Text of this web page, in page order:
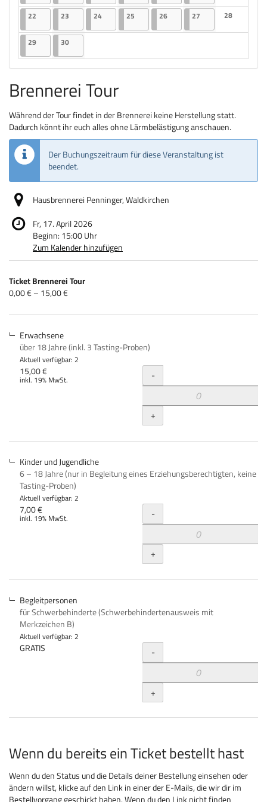
Keine
22 22.06.2026
2 Veranstaltungen
23 23.06.2026
2 Veranstaltungen
2424.06.2026
2 Veranstaltungen
25 25.06.2026
2 Veranstaltungen
2626.06.2026
2 Veranstaltungen
27 27.06.2026
2 Veranstaltungen
28
Keine
2929.06.2026
2 Veranstaltungen
3030.06.2026
2 Veranstaltungen
Brennerei Tour
Während der Tour findet in der Brennerei keine Herstellung statt.
Dadurch könnt ihr euch alles ohne Lärmbelästigung anschauen.
Der Buchungszeitraum für diese Veranstaltung ist
beendet.
Hausbrennerei Penninger, Waldkirchen
Fr, 17. April 2026
Beginn: 15:00Uhr
Zum Kalender hinzufügen
Produkte
Unkategorisierte
Produkte
Ticket Brennerei Tour
von
bis
0,00 € – 15,00 €
Erwachsene
über 18 Jahre (inkl. 3 Tasting-Proben)
Aktuell verfügbar: 2
15,00 €
inkl. 19% MwSt. Menge
-
+
Kinder und Jugendliche
6 – 18 Jahre (nur in Begleitung eines Erziehungsberechtigten, keine
Tasting-Proben)
Aktuell verfügbar: 2
7,00 €
inkl. 19% MwSt. Menge
-
+
Begleitpersonen
für Schwerbehinderte (Schwerbehindertenausweis mit
Merkzeichen B)
Aktuell verfügbar: 2
GRATIS Menge
-
+
Wenn du bereits ein Ticket bestellt hast
Wenn du den Status und die Details deiner Bestellung einsehen oder
ändern willst, klicke auf den Link in einer der E-Mails, die wir dir im